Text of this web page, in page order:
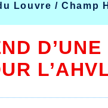
Louvre / Champ